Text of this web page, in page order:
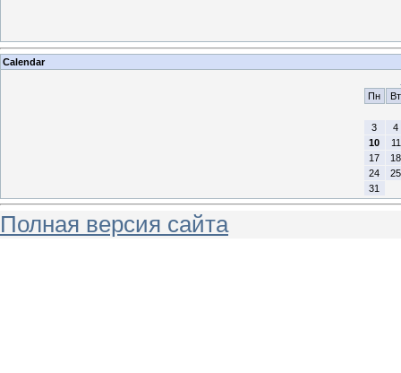
Calendar
Пн
Вт
3
4
10
11
17
18
24
25
31
Полная версия сайта